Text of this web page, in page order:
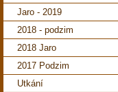
Jaro - 2019
2018 - podzim
2018 Jaro
2017 Podzim
Utkání